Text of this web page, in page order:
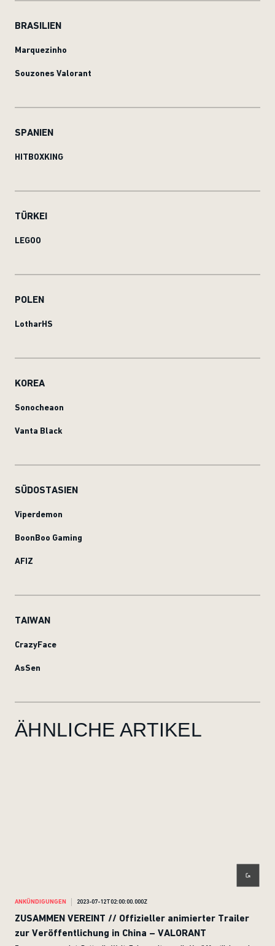
BRASILIEN
Marquezinho
Souzones Valorant
SPANIEN
HITBOXKING
TÜRKEI
LEGOO
POLEN
LotharHS
KOREA
Sonocheaon
Vanta Black
SÜDOSTASIEN
Viperdemon
BoonBoo Gaming
AFIZ
TAIWAN
CrazyFace
AsSen
ÄHNLICHE ARTIKEL
ANKÜNDIGUNGEN 2023-07-12T02:00:00.000Z
ZUSAMMEN VEREINT // Offizieller animierter Trailer
zur Veröffentlichung in China – VALORANT